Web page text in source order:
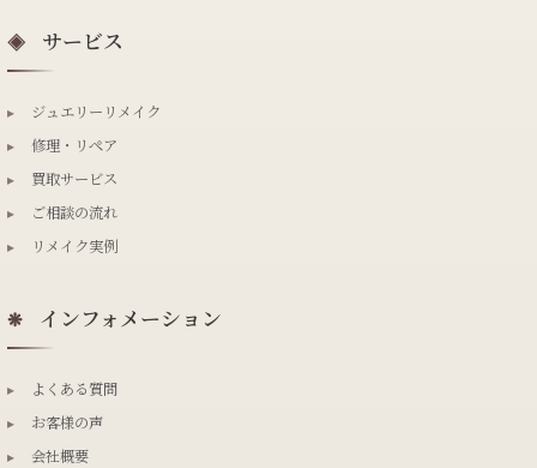
◈ サービス
▸
ジュエリーリメイク
▸
修理・リペア
▸
買取サービス
▸
ご相談の流れ
▸
リメイク実例
❋ インフォメーション
▸
よくある質問
▸
お客様の声
▸
会社概要